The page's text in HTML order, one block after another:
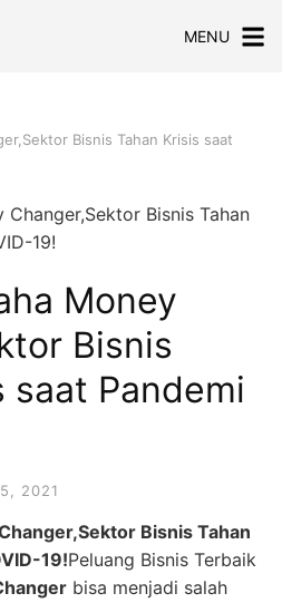
MENU
Bisnis Tahan Krisis saat
Money
Bisnis
saat Pandemi
2021
Bisnis Tahan
19!Peluang Bisnis Terbaik
bisa menjadi salah